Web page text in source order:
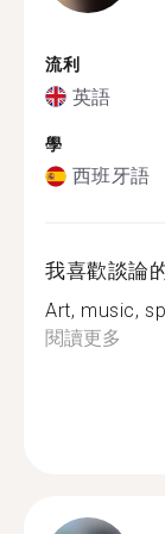
流利
英語
學
西班牙語
我喜歡談論
Art, music,
閱讀更多